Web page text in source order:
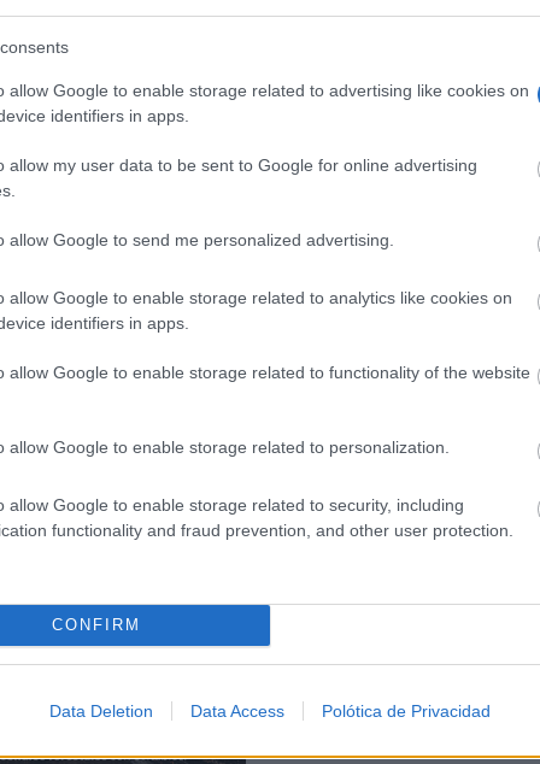
allow Google to enable storage related to advertising like cookies on
identifiers in apps.
allow my user data to be sent to Google for online advertising
allow Google to send me personalized advertising.
allow Google to enable storage related to analytics like cookies on
identifiers in apps.
allow Google to enable storage related to functionality of the website
allow Google to enable storage related to personalization.
allow Google to enable storage related to security, including
functionality and fraud prevention, and other user protection.
CONFIRM
Data Deletion Data Access Polótica de Privacidad
en Ciudad Real, sigue adaptándose a los
local es el alma de una ciudad. Con esta nueva
y mantener esa cercanía con nuestros
, añadió Herrera.